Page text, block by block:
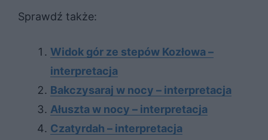
Sprawdź także:
Widok gór ze stepów Kozłowa –
interpretacja
Bakczysaraj w nocy – interpretacja
Ałuszta w nocy – interpretacja
Czatyrdah – interpretacja